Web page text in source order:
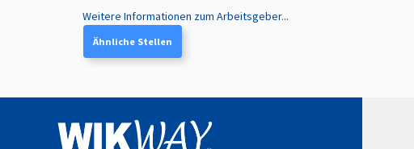
Weitere Informationen zum Arbeitsgeber...
Ähnliche Stellen